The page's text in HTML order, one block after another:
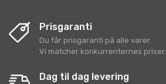
Prisgaranti
Du får prisgaranti på alle varer.
Vi matcher konkurrenternes priser.
Dag til dag levering